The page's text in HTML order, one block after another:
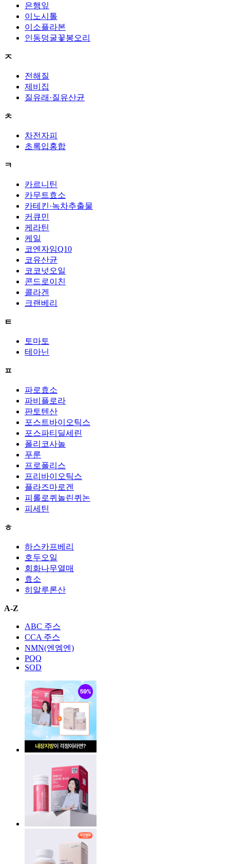
은행잎
이노시톨
이소플라본
인동덩굴꽃봉오리
ㅈ
전해질
제비집
질유래·질유산균
ㅊ
차전자피
초록입홍합
ㅋ
카르니틴
카무트효소
카테킨·녹차추출물
커큐민
케라틴
케일
코엔자임Q10
코유산균
코코넛오일
콘드로이친
콜라겐
크랜베리
ㅌ
토마토
테아닌
ㅍ
파로효소
파비플로라
판토텐산
포스트바이오틱스
포스파티딜세린
폴리코사놀
푸룬
프로폴리스
프리바이오틱스
플라즈마로겐
피롤로퀴놀린퀴논
피세틴
ㅎ
하스카프베리
호두오일
회화나무열매
효소
히알루론산
A-Z
ABC 주스
CCA 주스
NMN(엔엠엔)
PQQ
SOD